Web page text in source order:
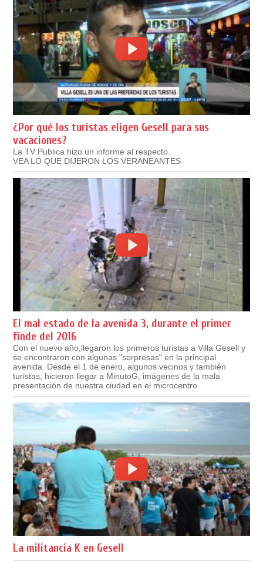
¿Por qué los turistas eligen Gesell para sus
vacaciones?
La TV Publica hizo un informe al respecto.
VEA LO QUE DIJERON LOS VERANEANTES
El mal estado de la avenida 3, durante el primer
finde del 2016
Con el nuevo año,llegaron los primeros turistas a Villa Gesell y
se encontraron con algunas "sorpresas" en la principal
avenida. Desde el 1 de enero, algunos vecinos y también
turistas, hicieron llegar a MinutoG, imágenes de la mala
presentación de nuestra ciudad en el microcentro.
La militancia K en Gesell